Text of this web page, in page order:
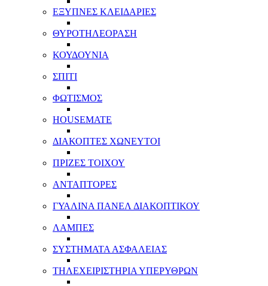
ΕΞΥΠΝΕΣ ΚΛΕΙΔΑΡΙΕΣ
ΘΥΡΟΤΗΛΕΟΡΑΣΗ
ΚΟΥΔΟΥΝΙΑ
ΣΠΙΤΙ
ΦΩΤΙΣΜΟΣ
HOUSEMATE
ΔΙΑΚΟΠΤΕΣ ΧΩΝΕΥΤΟΙ
ΠΡΙΖΕΣ ΤΟΙΧΟΥ
ΑΝΤΑΠΤΟΡΕΣ
ΓΥΑΛΙΝΑ ΠΑΝΕΛ ΔΙΑΚΟΠΤΙΚΟΥ
ΛΑΜΠΕΣ
ΣΥΣΤΗΜΑΤΑ ΑΣΦΑΛΕΙΑΣ
ΤΗΛΕΧΕΙΡΙΣΤΗΡΙΑ ΥΠΕΡΥΘΡΩΝ